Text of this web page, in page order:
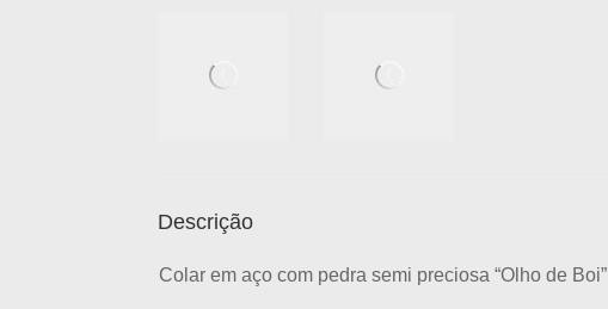
Descrição
Colar em aço com pedra semi preciosa “Olho de Boi”